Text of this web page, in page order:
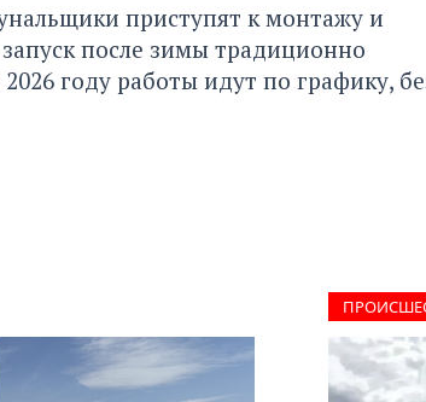
приступят к монтажу и
после зимы традиционно
году работы идут по графику,